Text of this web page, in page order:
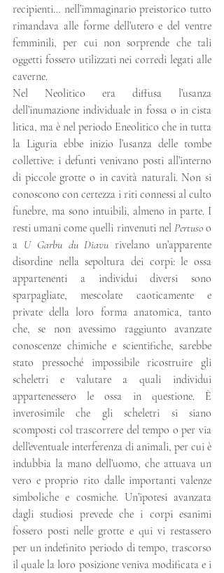
recipienti… nell’immaginario preistorico tutto
rimandava alle forme dell’utero e del ventre
femminili, per cui non sorprende che tali
oggetti fossero utilizzati nei corredi legati alle
caverne.
Nel Neolitico era diffusa l’usanza
dell’inumazione individuale in fossa o in cista
litica, ma è nel periodo Eneolitico che in tutta
la Liguria ebbe inizio l’usanza delle tombe
collettive: i defunti venivano posti all’interno
di piccole grotte o in cavità naturali. Non si
conoscono con certezza i riti connessi al culto
funebre, ma sono intuibili, almeno in parte. I
resti umani come quelli rinvenuti nel Pertuso o
a U Garbu du Diavu rivelano un’apparente
disordine nella sepoltura dei corpi: le ossa
appartenenti a individui diversi sono
sparpagliate, mescolate caoticamente e
private della loro forma anatomica, tanto
che, se non avessimo raggiunto avanzate
conoscenze chimiche e scientifiche, sarebbe
stato pressoché impossibile ricostruire gli
scheletri e valutare a quali individui
appartenessero le ossa in questione. È
inverosimile che gli scheletri si siano
scomposti col trascorrere del tempo o per via
dell’eventuale interferenza di animali, per cui è
indubbia la mano dell’uomo, che attuava un
vero e proprio rito dalle importanti valenze
simboliche e cosmiche. Un’ipotesi avanzata
dagli studiosi prevede che i corpi esanimi
fossero posti nelle grotte e qui vi restassero
per un indefinito periodo di tempo, trascorso
il quale la loro posizione veniva modificata e i